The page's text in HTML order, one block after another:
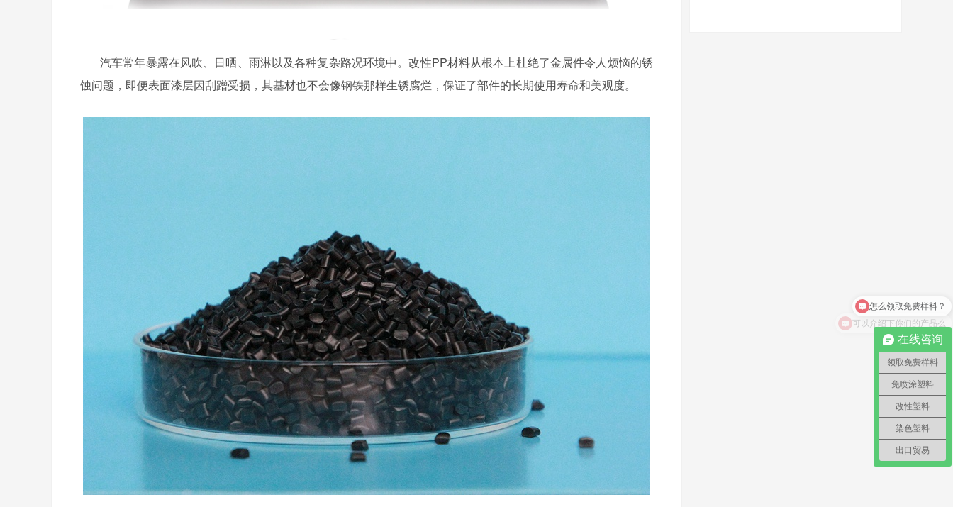
汽车常年暴露在风吹、日晒、雨淋以及各种复杂路况环境中。改性PP材料从根本上杜绝了金属件令人烦恼的锈
蚀问题，即便表面漆层因刮蹭受损，其基材也不会像钢铁那样生锈腐烂，保证了部件的长期使用寿命和美观度。
在线咨询
领取免费样料
免喷涂塑料
改性塑料
染色塑料
出口贸易
可以介绍下你们的产品么